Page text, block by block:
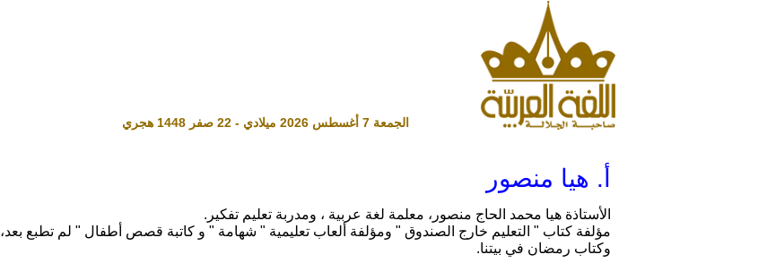
أ. هيا منصور
الأستاذة هيا محمد الحاج منصور، معلمة لغة عربية ، ومدربة تعليم تفكير.
مؤلفة كتاب " التعليم خارج الصندوق " ومؤلفة ألعاب تعليمية " شهامة " و كاتبة قصص أطفال " لم تطبع بعد،
وكتاب رمضان في بيتنا.